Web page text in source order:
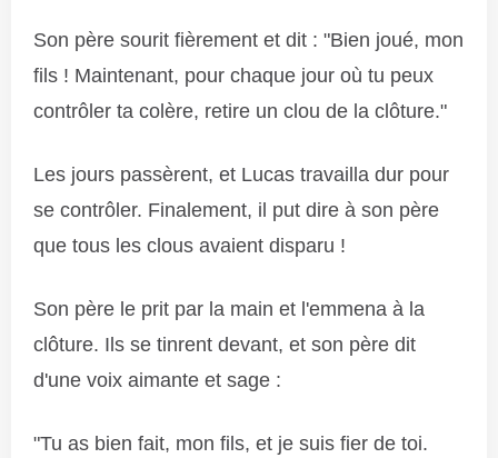
Son père sourit fièrement et dit : "Bien joué, mon
fils ! Maintenant, pour chaque jour où tu peux
contrôler ta colère, retire un clou de la clôture."
Les jours passèrent, et Lucas travailla dur pour
se contrôler. Finalement, il put dire à son père
que tous les clous avaient disparu !
Son père le prit par la main et l'emmena à la
clôture. Ils se tinrent devant, et son père dit
d'une voix aimante et sage :
"Tu as bien fait, mon fils, et je suis fier de toi.